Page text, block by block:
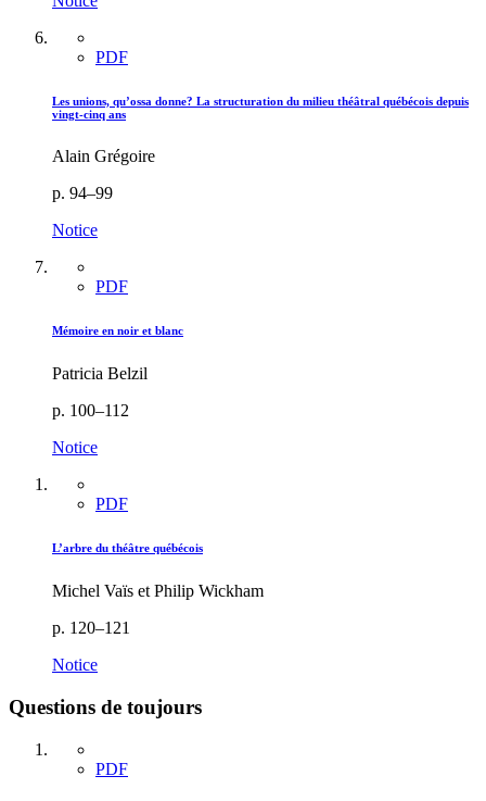
PDF
Les unions, qu’ossa donne? La structuration du milieu théâtral québécois depuis
vingt-cinq ans
Alain Grégoire
p. 94–99
Notice
PDF
Mémoire en noir et blanc
Patricia Belzil
p. 100–112
Notice
PDF
L’arbre du théâtre québécois
Michel Vaïs et Philip Wickham
p. 120–121
Notice
Questions de toujours
PDF